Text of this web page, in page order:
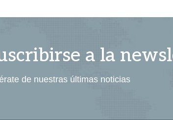
a la
de nuestras últimas noticias